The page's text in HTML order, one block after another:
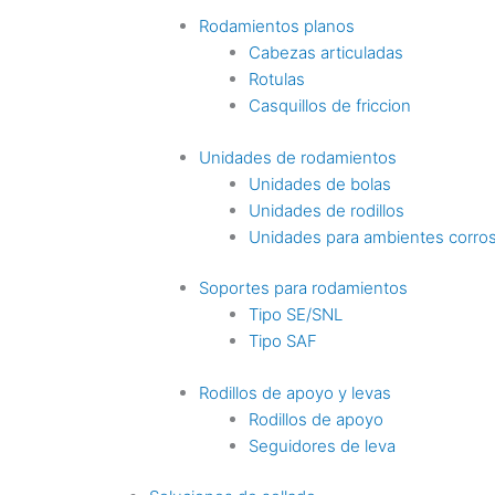
Rodamientos planos
Cabezas articuladas
Rotulas
Casquillos de friccion
Unidades de rodamientos
Unidades de bolas
Unidades de rodillos
Unidades para ambientes
Soportes para rodamientos
Tipo SE/SNL
Tipo SAF
Rodillos de apoyo y levas
Rodillos de apoyo
Seguidores de leva